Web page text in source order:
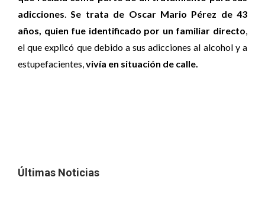
adicciones.Se trata de Oscar Mario Pérez de 43
años, quien fue identificado por un familiar directo,
el que explicó que debido a sus adicciones al alcohol y a
estupefacientes,vivía en situación de calle.
Últimas Noticias